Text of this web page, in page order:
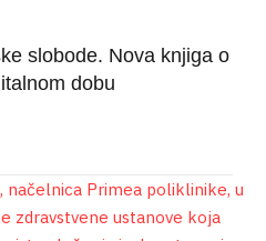
slobode. Nova knjiga o
dobu